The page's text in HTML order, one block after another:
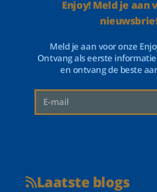
Enjoy! Meld je aan
Meld je aan voor onze
Ontvang als eerste
en ontvang de beste
Laatste blogs